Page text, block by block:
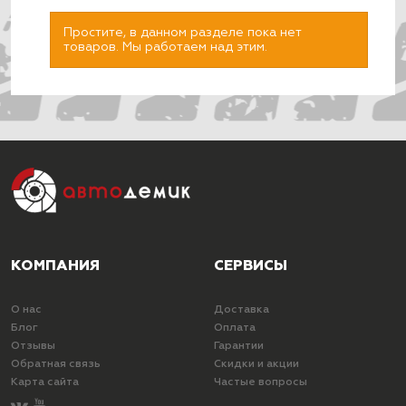
ПОДОБРАТЬ
Простите, в данном разделе пока нет
товаров. Мы работаем над этим.
КОМПАНИЯ
О нас
Блог
Отзывы
Обратная связь
Карта сайта
СЕРВИСЫ
Доставка
Оплата
Гарантии
Скидки и акции
Частые вопросы